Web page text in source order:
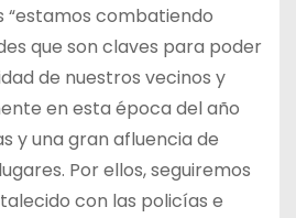
“estamos combatiendo
que son claves para poder
de nuestros vecinos y
en esta época del año
y una gran afluencia de
Por ellos, seguiremos
con las policías e